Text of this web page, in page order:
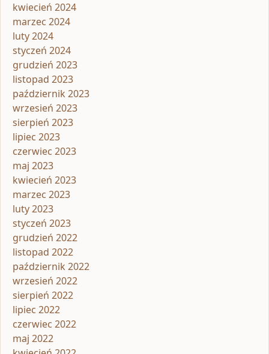
kwiecień 2024
marzec 2024
luty 2024
styczeń 2024
grudzień 2023
listopad 2023
październik 2023
wrzesień 2023
sierpień 2023
lipiec 2023
czerwiec 2023
maj 2023
kwiecień 2023
marzec 2023
luty 2023
styczeń 2023
grudzień 2022
listopad 2022
październik 2022
wrzesień 2022
sierpień 2022
lipiec 2022
czerwiec 2022
maj 2022